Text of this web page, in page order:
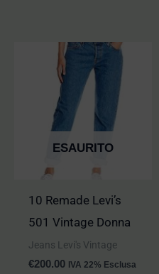
ESAURITO
10 Remade Levi’s
501 Vintage Donna
Jeans Levi's Vintage
€200.00 IVA 22% Esclusa